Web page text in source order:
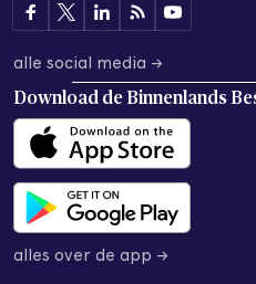
alle social media →
Download de Binnenlands
alles over de app →